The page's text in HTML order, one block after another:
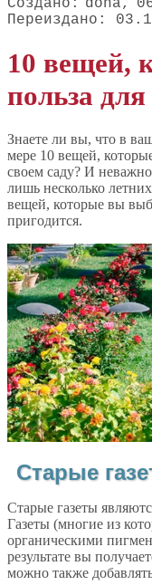
dona
10 вещей,
польза
Знаете ли вы, что в
мере 10 вещей,
своем саду? И
лишь несколько
вещей, которые вы
пригодится.
Старые
Старые газеты
Газеты (многие из
органическими
результате вы
можно также